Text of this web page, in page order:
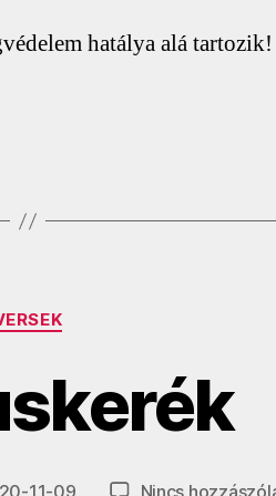
hatálya alá tartozik!
Kategóriák
11-09 Nincs